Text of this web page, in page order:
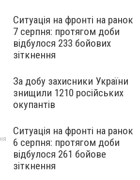
Ситуація на фронті на ранок
7 серпня: протягом доби
відбулося 233 бойових
зіткнення
За добу захисники України
знищили 1210 російських
окупантів
Ситуація на фронті на ранок
6 серпня: протягом доби
відбулося 261 бойове
зіткнення